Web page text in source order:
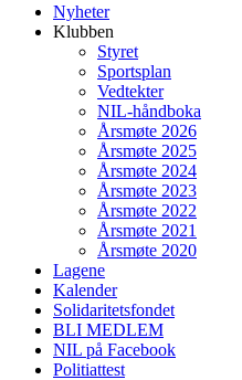
Nyheter
Klubben
Styret
Sportsplan
Vedtekter
NIL-håndboka
Årsmøte 2026
Årsmøte 2025
Årsmøte 2024
Årsmøte 2023
Årsmøte 2022
Årsmøte 2021
Årsmøte 2020
Lagene
Kalender
Solidaritetsfondet
BLI MEDLEM
NIL på Facebook
Politiattest